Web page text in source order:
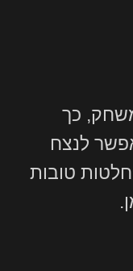
כך
לנצח
טובות